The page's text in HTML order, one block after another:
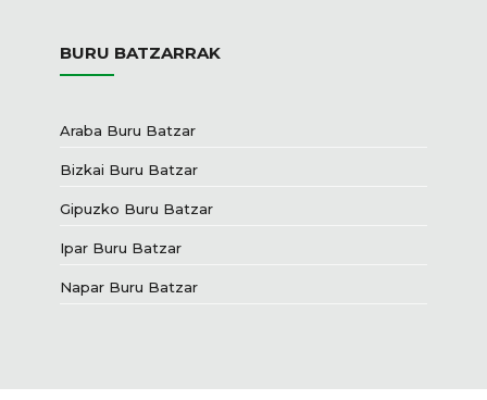
BURU BATZARRAK
Araba Buru Batzar
Bizkai Buru Batzar
Gipuzko Buru Batzar
Ipar Buru Batzar
Napar Buru Batzar